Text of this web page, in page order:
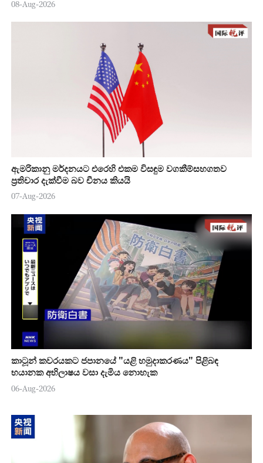
08-Aug-2026
ඇමරිකානු මර්දනයට එරෙහි එකම විසඳුම වගකීම්සහගතව
ප්‍රතිචාර දැක්වීම බව චීනය කියයි
07-Aug-2026
කාටූන් කවරයකට ජපානයේ "යළි හමුදාකරණය" පිළිබඳ
භයානක අභිලාෂය වසා දැමිය නොහැක
06-Aug-2026